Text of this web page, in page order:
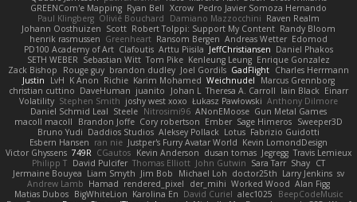
GREENCom'e Mapping Ryan Bell Xcrow Pedro Javier Somoza Hernando
Paul Klingberg Olivié Bouchard Damiano Mazzocchini Raven Realm
Johann Oosthuizen Scott Robert Tolppi: Support My Content Randy Bloom
henrik rasmussen Greenheart Ransom Bergen Andreas Wetter Edomod
PD100 Academy of Art Clafoutis Arttu Piisila JeffChristiansen Daniel Phakos
SETH WEBER Sebastian Witt Tom Pike Kenleung Leung Enrique Gonzalez
Zack Bishop
Rouge guy brandon dudley Joel Gordils GadFlight Charles Herrmann
Justin
LvH K Anon Richie Karim Mohamed Weichnudel
Marcus Grennborg
christian cuttino DaveHuman juanito Johan L Theresa A. Carroll Iain Black Einarr
Volatility Stephen Smith joshy west xoxo Łukasz Pawłowski Anthony Dilmore
Daniel Schmid Leal Steele Nitrosimi96 ANonEMoose Gun Metal Games
macoll macoll
Brandon Joffe Cory robertson Ember Sage Himeros Sweeper3D
Bruno Yudi Daddios Studios Aleksey Pollack Lotus Fabrizio Guidotti
Esbern Hansen ran nie Justper's Furry Avatar World Kevin LomondDesign
Victor Ghyssens 749R CGautos Kevin Anderson dusan tomas Jegregg Travis Lemieux
Philipp T David Pulcifer Thomas Elliott John Gutwin Sara Tarr Shay CT
Jermaine Bouyea Liam Smyth Jim Bob Michael Loh doctor25th Larry Jenkins sv
Andrew Lamb Hamad rendered_pixel der_mihi Worked Wood Alan Figg
Matias Dubos BigWhiteLion Karolina En David Curiel alec1025
BeepCodeMusic